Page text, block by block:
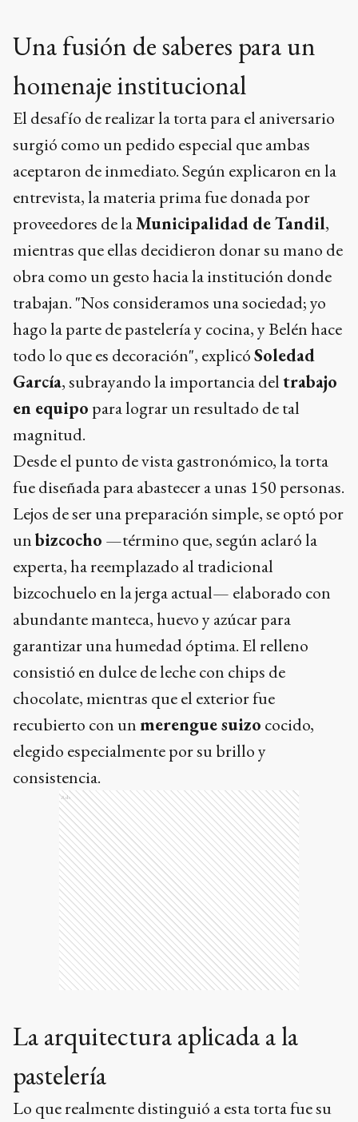
Una fusión de saberes para un
homenaje institucional
El desafío de realizar la torta para el aniversario
surgió como un pedido especial que ambas
aceptaron de inmediato. Según explicaron en la
entrevista, la materia prima fue donada por
proveedores de laMunicipalidad de Tandil,
mientras que ellas decidieron donar su mano de
obra como un gesto hacia la institución donde
trabajan. "Nos consideramos una sociedad; yo
hago la parte de pastelería y cocina, y Belén hace
todo lo que es decoración", explicóSoledad
García, subrayando la importancia deltrabajo
en equipo para lograr un resultado de tal
magnitud.
Desde el punto de vista gastronómico, la torta
fue diseñada para abastecer a unas 150 personas.
Lejos de ser una preparación simple, se optó por
unbizcocho —término que, según aclaró la
experta, ha reemplazado al tradicional
bizcochuelo en la jerga actual— elaborado con
abundante manteca, huevo y azúcar para
garantizar una humedad óptima. El relleno
consistió en dulce de leche con chips de
chocolate, mientras que el exterior fue
recubierto con unmerengue suizo cocido,
elegido especialmente por su brillo y
consistencia.
Ads
La arquitectura aplicada a la
pastelería
Lo que realmente distinguió a esta torta fue su